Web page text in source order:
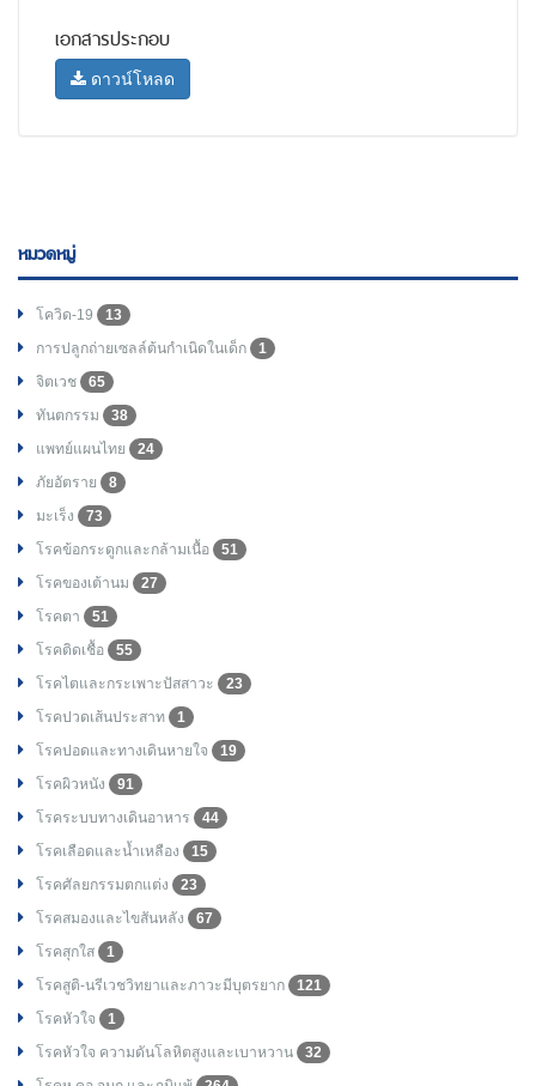
เอกสารประกอบ
ดาวน์โหลด
หมวดหมู่
โควิด-19
13
การปลูกถ่ายเซลล์ต้นกำเนิดในเด็ก
1
จิตเวช
65
ทันตกรรม
38
แพทย์แผนไทย
24
ภัยอัตราย
8
มะเร็ง
73
โรคข้อกระดูกและกล้ามเนื้อ
51
โรคของเต้านม
27
โรคตา
51
โรคติดเชื้อ
55
โรคไตและกระเพาะปัสสาวะ
23
โรคปวดเส้นประสาท
1
โรคปอดและทางเดินหายใจ
19
โรคผิวหนัง
91
โรคระบบทางเดินอาหาร
44
โรคเลือดและน้ำเหลือง
15
โรคศัลยกรรมตกแต่ง
23
โรคสมองและไขสันหลัง
67
โรคสุกใส
1
โรคสูติ-นรีเวชวิทยาและภาวะมีบุตรยาก
121
โรคหัวใจ
1
โรคหัวใจ ความดันโลหิตสูงและเบาหวาน
32